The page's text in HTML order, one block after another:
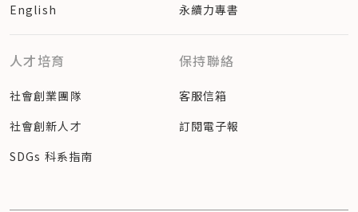
English
永續力專書
人才培育
社會創業團隊
社會創新人才
SDGs 科系指南
保持聯絡
客服信箱
訂閱電子報